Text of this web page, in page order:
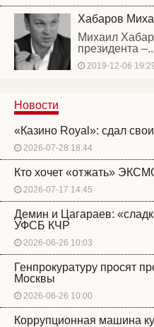
Хабаров
Михаил
президента
2019-12-06
Новости
«Казино Royal»: сдал
2026-07-28 18:44
Кто хочет «отжать»
2026-07-17 14:45
Демин и Цагараев:
УФСБ КЧР
2026-06-26 10:03
Генпрокуратуру просят
Москвы
2026-06-26 10:00
Коррупционная машина